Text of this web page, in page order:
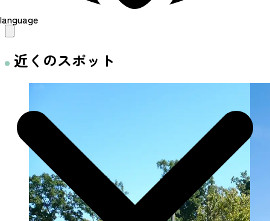
language
近くのスポット